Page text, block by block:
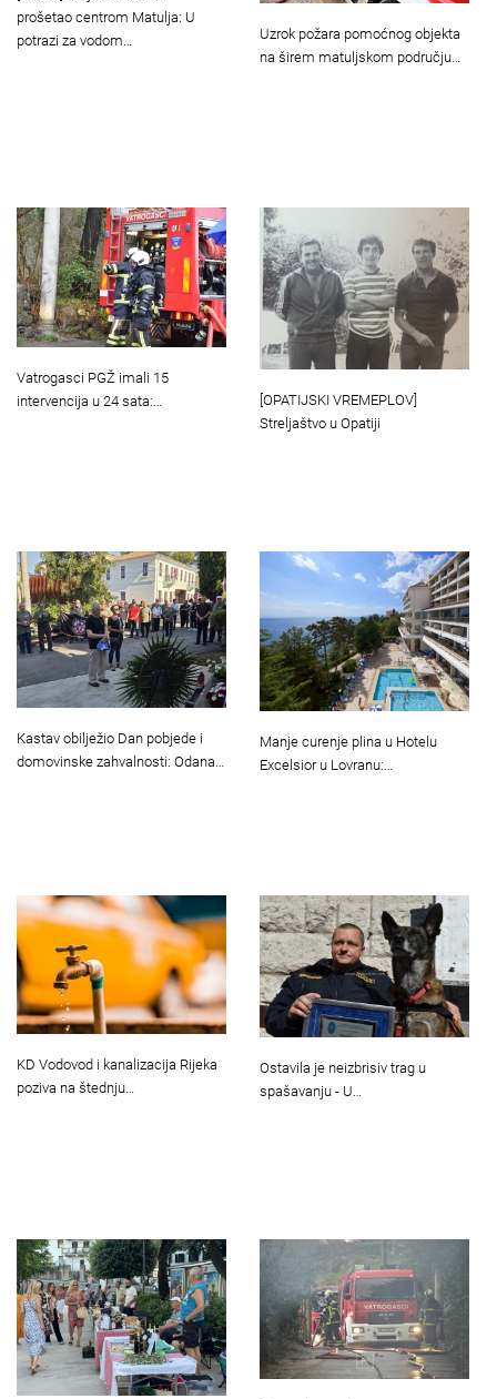
prošetao centrom Matulja: U
potrazi za vodom…
Uzrok požara pomoćnog objekta
na širem matuljskom području…
Vatrogasci PGŽ imali 15
intervencija u 24 sata:…
[OPATIJSKI VREMEPLOV]
Streljaštvo u Opatiji
Kastav obilježio Dan pobjede i
domovinske zahvalnosti: Odana…
Manje curenje plina u Hotelu
Excelsior u Lovranu:…
KD Vodovod i kanalizacija Rijeka
poziva na štednju…
Ostavila je neizbrisiv trag u
spašavanju - U…